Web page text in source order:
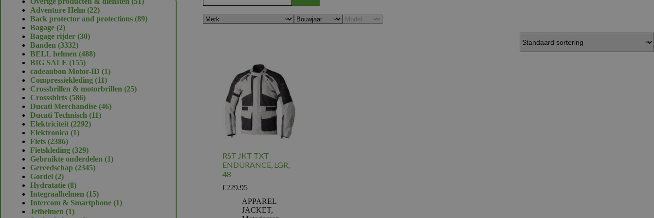
RST JKT TXT
ENDURANCE, LGR,
48
€229.95
APPAREL
JACKET,
Adventure Helm 2222
producten
Back protector and protections 8989
Bagage 22
producten
Bagage rijder 3030
Banden 33323332
producten
BELL helmen 488488
BIG SALE 155155
producten
cadeaubon Motor-ID 11
Compressiekleding 1111
producten
Crossbrillen & motorbrillen 2525
Crossshirts 586586
producten
Ducati Merchandise 4646
Ducati Technisch 1111
Elektriciteit 22922292
Elektronica 11
Fiets 23862386
producten
Fietskleding 329329
producten
Gebruikte onderdelen 11
Gereedschap 23452345
Gordel 22
producten
Hydratatie 88
producten
Integraalhelmen 1515
producten
Intercom & Smartphone 11
Jethelmen 11